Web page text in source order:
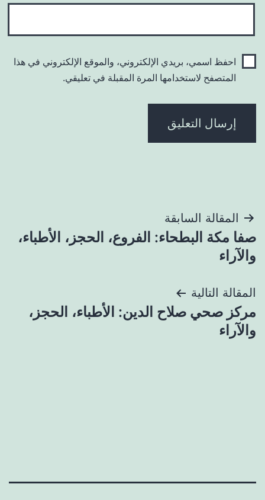
احفظ اسمي، بريدي الإلكتروني، والموقع الإلكتروني في هذا
المتصفح لاستخدامها المرة المقبلة في تعليقي.
تصفّح
المقالات
المقالة السابقة
صفا مكة البطحاء: الفروع، الحجز، الأطباء،
والآراء
المقالة التالية
مركز صحي صلاح الدين: الأطباء، الحجز،
والآراء